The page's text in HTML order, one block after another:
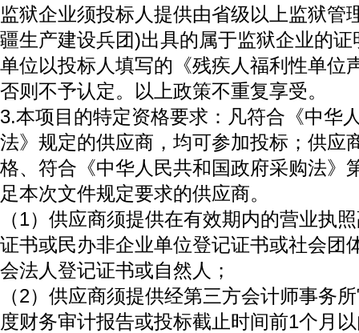
监狱企业须投标人提供由省级以上监狱管
疆生产建设兵团)出具的属于监狱企业的
单位以投标人填写的《残疾人福利性单位
否则不予认定。以上政策不重复享受。
3.本项目的特定资格要求：凡符合《中华
法》规定的供应商，均可参加投标；供应
格、符合《中华人民共和国政府采购法》
足本次文件规定要求的供应商。
（1）供应商须提供在有效期内的营业执
证书或民办非企业单位登记证书或社会团
会法人登记证书或自然人；
（2）供应商须提供经第三方会计师事务
度财务审计报告或投标截止时间前1个月